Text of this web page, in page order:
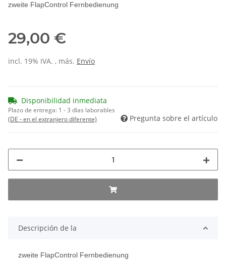
zweite FlapControl Fernbedienung
29,00 €
incl. 19% IVA. , más. Envío
Disponibilidad inmediata
Plazo de entrega: 1 - 3 días laborables
(DE - en el extranjero diferente)
Pregunta sobre el artículo
Descripción de la
zweite FlapControl Fernbedienung